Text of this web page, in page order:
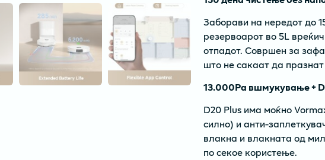
Заборави на нередот до
резервоарот во 5L
отпадот. Совршен за
што не сакаат да
13.000Pa вшмукување +
D20 Plus има моќно
силно) и анти-
влакна и влакната од
по секое користење.